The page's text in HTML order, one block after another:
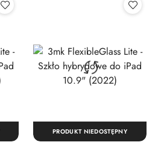
PRODUKT NIEDOSTĘPNY